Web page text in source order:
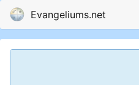
Evangeliums.net